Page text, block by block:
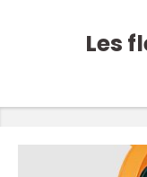
Les